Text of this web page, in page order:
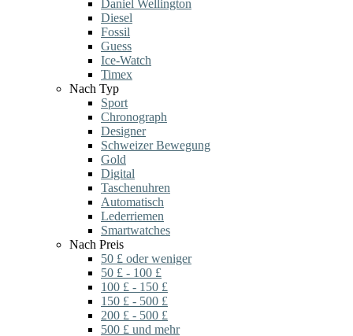
Daniel Wellington
Diesel
Fossil
Guess
Ice-Watch
Timex
Nach Typ
Sport
Chronograph
Designer
Schweizer Bewegung
Gold
Digital
Taschenuhren
Automatisch
Lederriemen
Smartwatches
Nach Preis
50 £ oder weniger
50 £ - 100 £
100 £ - 150 £
150 £ - 500 £
200 £ - 500 £
500 £ und mehr